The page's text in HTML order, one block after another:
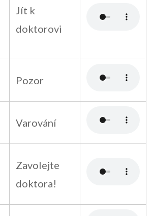
Jít k
doktorovi
Pozor
Varování
Zavolejte
doktora!